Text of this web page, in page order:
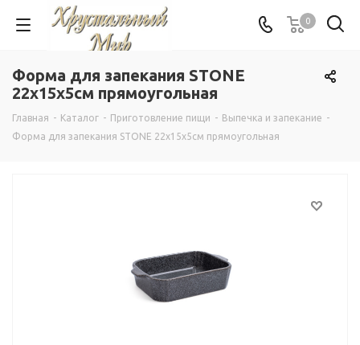
0
Форма для запекания STONE
22х15х5см прямоугольная
Главная - Каталог - Приготовление пищи - Выпечка и запекание -
Форма для запекания STONE 22х15х5см прямоугольная